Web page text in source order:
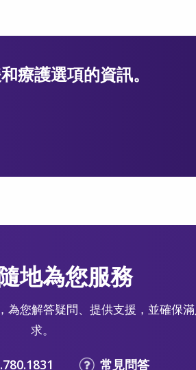
療護選項的資訊。
地為您服務
您解答疑問、提供支援，並確保
求。
常見問答